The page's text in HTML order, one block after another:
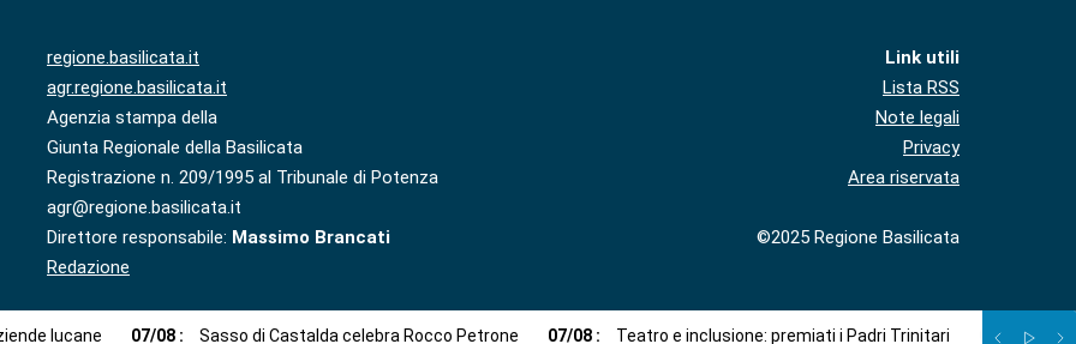
regione.basilicata.it
agr.regione.basilicata.it
Agenzia stampa della
Giunta Regionale della Basilicata
Registrazione n. 209/1995 al Tribunale di Potenza
agr@regione.basilicata.it
Direttore responsabile: Massimo Brancati
Redazione
Link utili
Lista RSS
Note legali
Privacy
Area riservata
©2025 Regione Basilicata
lucane 07/08 : Sasso di Castalda celebra Rocco Petrone 07/08 : Teatro e inclusione: premiati i Padri Trinitari 07/ 08: